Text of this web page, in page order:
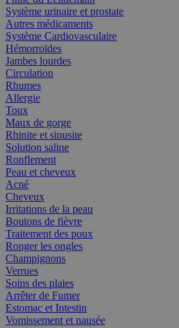
Système urinaire et prostate
Autres médicaments
Système Cardiovasculaire
Hémorroïdes
Jambes lourdes
Circulation
Rhumes
Allergie
Toux
Maux de gorge
Rhinite et sinusite
Solution saline
Ronflement
Peau et cheveux
Acné
Cheveux
Irritations de la peau
Boutons de fièvre
Traitement des poux
Ronger les ongles
Champignons
Verrues
Soins des plaies
Arrêter de Fumer
Estomac et Intestin
Vomissement et nausée